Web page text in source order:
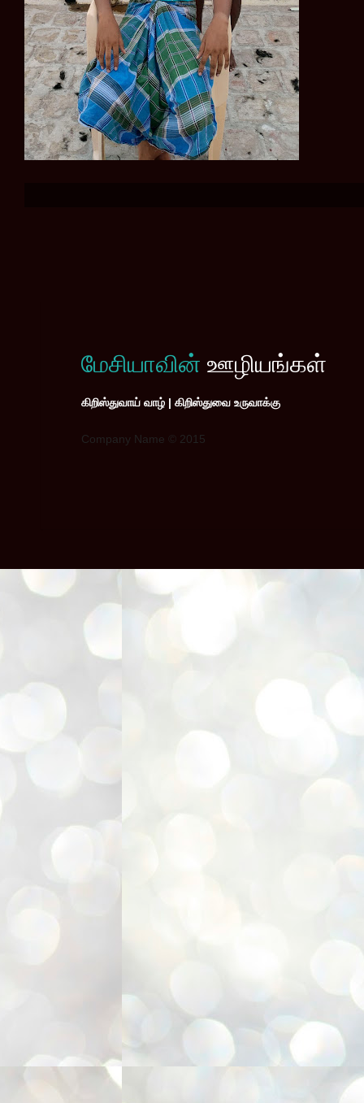
மேசியாவின் ஊழியங்கள்
கிறிஸ்துவாய் வாழ் | கிறிஸ்துவை உருவாக்கு
Company Name © 2015